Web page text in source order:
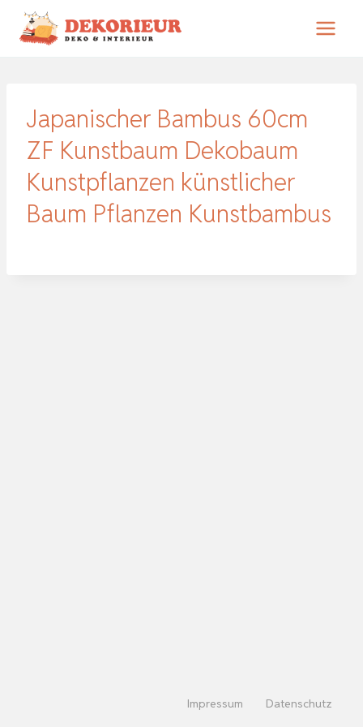
Zum
Inhalt
Japanischer Bambus 60cm
ZF Kunstbaum Dekobaum
Kunstpflanzen künstlicher
Baum Pflanzen Kunstbambus
Impressum Datenschutz